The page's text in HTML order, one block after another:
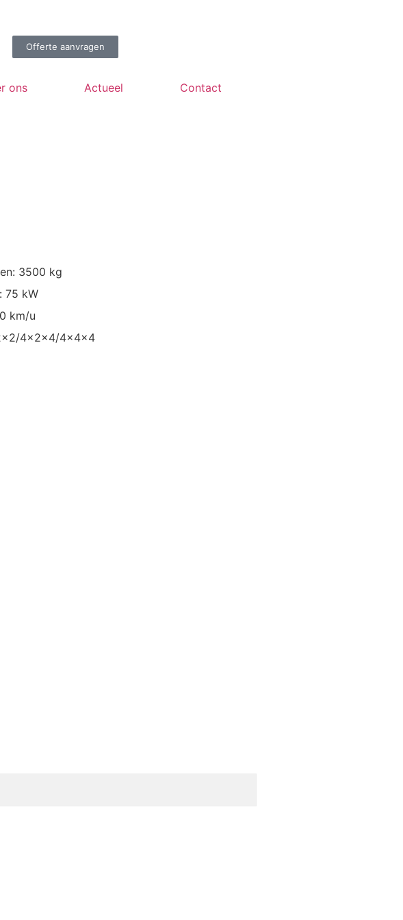
Offerte aanvragen
ons Actueel Contact
3500 kg
75 kW
km/u
4x2x4/4x4x4